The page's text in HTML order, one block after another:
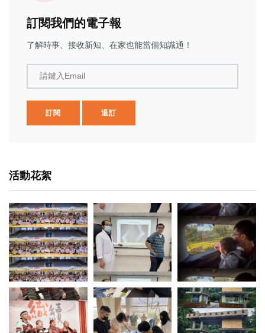
訂閱我們的電子報
了解時事、接收新知、在家也能當個知識通！
請鍵入Email
訂閱 退訂
活動花絮